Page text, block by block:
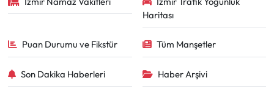
Haritası
Puan Durumu ve Fikstür Tüm Manşetler
Son Dakika Haberleri Haber Arşivi